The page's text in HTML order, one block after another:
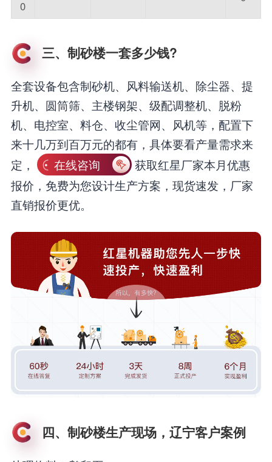
0
三、制砂楼一套多少钱?
全套设备包含制砂机、风料输送机、除尘器、提
升机、圆筒筛、主楼钢架、级配调整机、脱粉
机、电控室、料仓、收尘管网、风机等，配置下
来十几万到百万元的都有，具体要看产量需求来
定，
在线咨询
获取红星厂家本月优惠
报价，免费为您设计生产方案，现货速发，厂家
直销报价更优。
四、制砂楼生产现场，辽宁客户案例